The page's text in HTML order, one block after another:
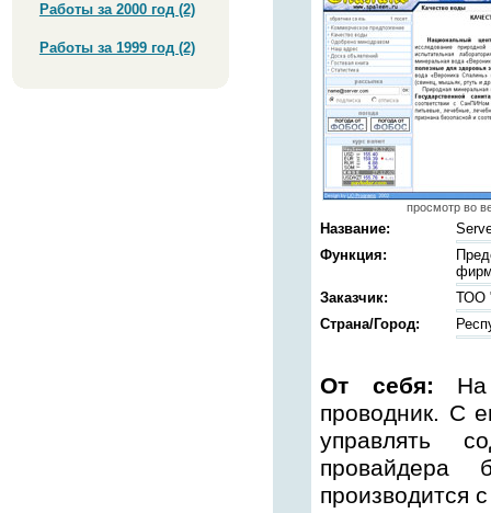
просмотр во
Название:
Функция:
Заказчик:
ТОО
Страна/Город:
От себя:
проводник. С
управлять
провайдера
производится
Работы за 2000 год (2)
Работы за 1999 год (2)